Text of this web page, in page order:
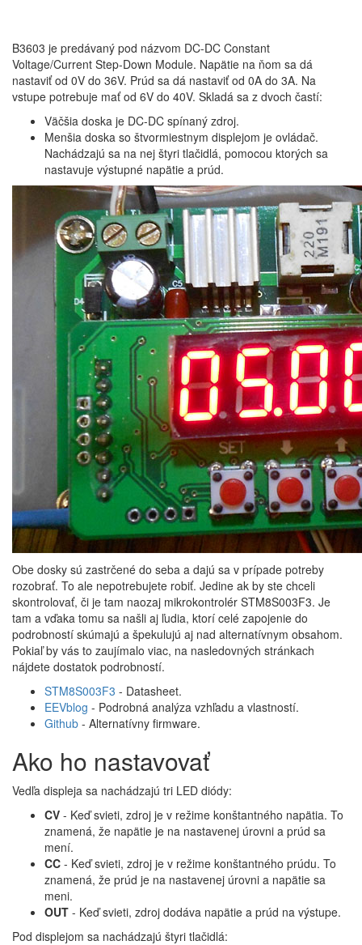
B3603 je predávaný pod názvom DC-DC Constant
Voltage/Current Step-Down Module. Napätie na ňom sa dá
nastaviť od 0V do 36V. Prúd sa dá nastaviť od 0A do 3A. Na
vstupe potrebuje mať od 6V do 40V. Skladá sa z dvoch častí:
Väčšia doska je DC-DC spínaný zdroj.
Menšia doska so štvormiestnym displejom je ovládač.
Nachádzajú sa na nej štyri tlačidlá, pomocou ktorých sa
nastavuje výstupné napätie a prúd.
Obe dosky sú zastrčené do seba a dajú sa v prípade potreby
rozobrať. To ale nepotrebujete robiť. Jedine ak by ste chceli
skontrolovať, či je tam naozaj mikrokontrolér STM8S003F3. Je
tam a vďaka tomu sa našli aj ľudia, ktorí celé zapojenie do
podrobností skúmajú a špekulujú aj nad alternatívnym obsahom.
Pokiaľ by vás to zaujímalo viac, na nasledovných stránkach
nájdete dostatok podrobností.
STM8S003F3 - Datasheet.
EEVblog - Podrobná analýza vzhľadu a vlastností.
Github - Alternatívny firmware.
Ako ho nastavovať
Vedľa displeja sa nachádzajú tri LED diódy:
CV - Keď svieti, zdroj je v režime konštantného napätia. To
znamená, že napätie je na nastavenej úrovni a prúd sa
mení.
CC - Keď svieti, zdroj je v režime konštantného prúdu. To
znamená, že prúd je na nastavenej úrovni a napätie sa
meni.
OUT - Keď svieti, zdroj dodáva napätie a prúd na výstupe.
Pod displejom sa nachádzajú štyri tlačidlá: